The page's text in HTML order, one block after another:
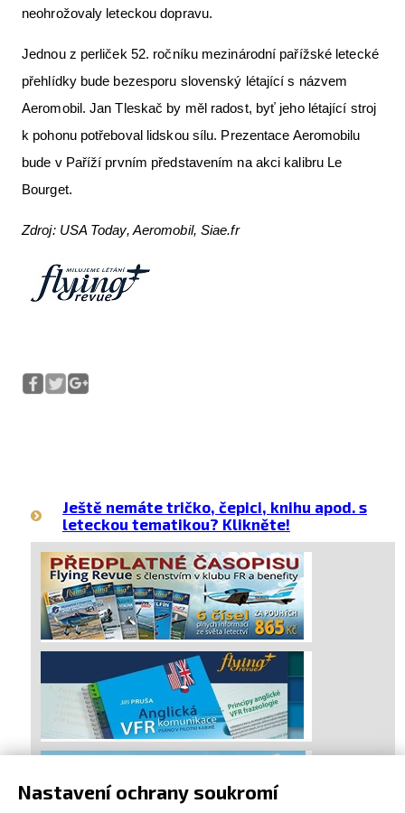
neohrožovaly leteckou dopravu.
Jednou z perliček 52. ročníku mezinárodní pařížské letecké
přehlídky bude bezesporu slovenský létající s názvem
Aeromobil. Jan Tleskač by měl radost, byť jeho létající stroj
k pohonu potřeboval lidskou sílu. Prezentace Aeromobilu
bude v Paříží prvním představením na akci kalibru Le
Bourget.
Zdroj: USA Today, Aeromobil, Siae.fr
Ještě nemáte tričko, čepici, knihu apod. s
leteckou tematikou? Klikněte!
Nastavení ochrany soukromí